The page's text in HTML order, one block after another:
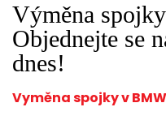
Výměna
Objednejte se
dnes!
Vyměna spojky v